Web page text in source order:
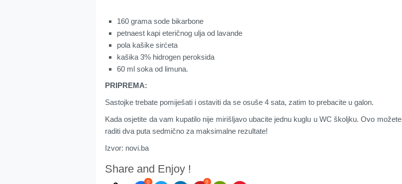
160 grama sode bikarbone
petnaest kapi eteričnog ulja od lavande
pola kašike sirćeta
kašika 3% hidrogen peroksida
60 ml soka od limuna.
PRIPREMA:
Sastojke trebate pomiješati i ostaviti da se osuše 4 sata, zatim to prebacite u galon.
Kada osjetite da vam kupatilo nije mirišljavo ubacite jednu kuglu u WC školjku. Ovo možete
raditi dva puta sedmično za maksimalne rezultate!
Izvor: novi.ba
Share and Enjoy !
0 0